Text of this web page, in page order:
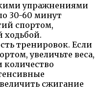
упражнениями
30-60 минут
спортом,
ходьбой.
тренировок. Если
увеличьте веса,
сжигание